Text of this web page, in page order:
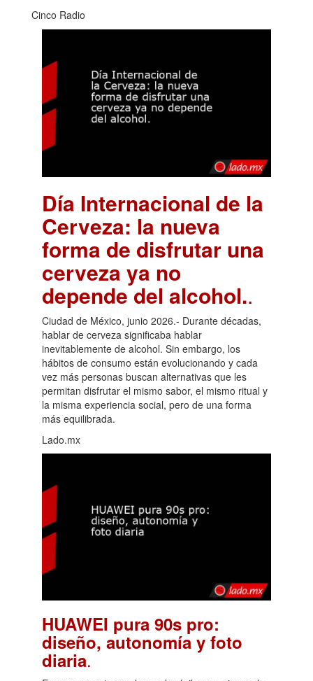
Cinco Radio
Día Internacional de la
Cerveza: la nueva
forma de disfrutar una
cerveza ya no
depende del alcohol..
Ciudad de México, junio 2026.- Durante décadas,
hablar de cerveza significaba hablar
inevitablemente de alcohol. Sin embargo, los
hábitos de consumo están evolucionando y cada
vez más personas buscan alternativas que les
permitan disfrutar el mismo sabor, el mismo ritual y
la misma experiencia social, pero de una forma
más equilibrada.
Lado.mx
HUAWEI pura 90s pro:
diseño, autonomía y foto
diaria.